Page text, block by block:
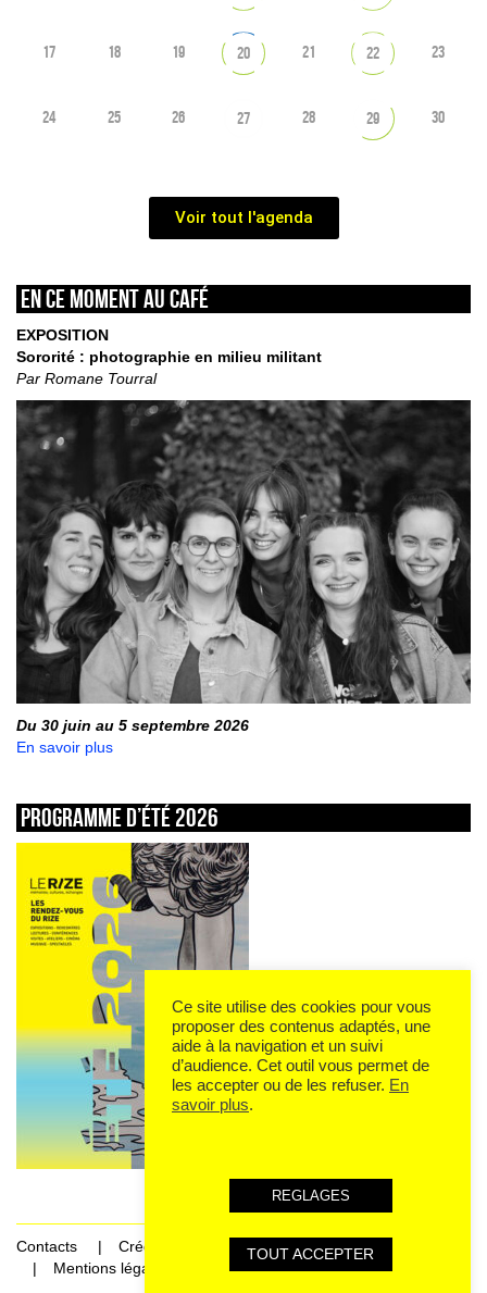
17 18 19 20 21 22 23
24 25 26 27 28 29 30
Voir tout l'agenda
En ce moment au café
EXPOSITION
Sororité : photographie en milieu militant
Par Romane Tourral
Du 30 juin au 5 septembre 2026
En savoir plus
Programme d’été 2026
Contacts
Crédits
Mentions légales et données personnelles
Ce site utilise des cookies pour vous
proposer des contenus adaptés, une
aide à la navigation et un suivi
d’audience. Cet outil vous permet de
les accepter ou de les refuser. En
savoir plus.
REGLAGES
TOUT ACCEPTER